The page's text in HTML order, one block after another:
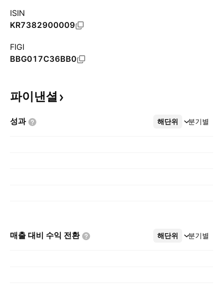
ISIN
KR7382900009
FIGI
BBG017C36BB0
파이낸셜
성과 해단위 분기별
더보기
매출 대비 수익 전환 해단위 분기별
더보기